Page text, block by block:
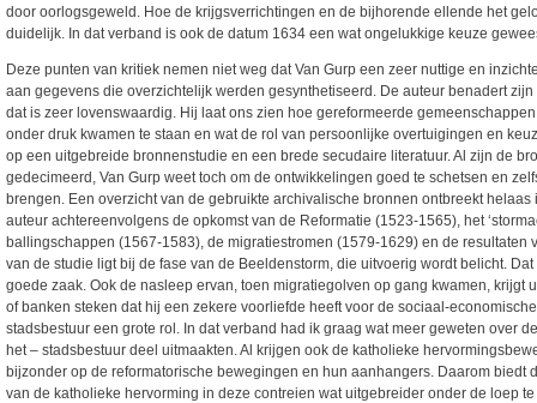
door oorlogsgeweld. Hoe de krijgsverrichtingen en de bijhorende ellende het
duidelijk. In dat verband is ook de datum 1634 een wat ongelukkige keuze
Deze punten van kritiek nemen niet weg dat Van Gurp een zeer nuttige en
aan gegevens die overzichtelijk werden gesynthetiseerd. De auteur benadert
dat is zeer lovenswaardig. Hij laat ons zien hoe gereformeerde
onder druk kwamen te staan en wat de rol van persoonlijke overtuigingen en
op een uitgebreide bronnenstudie en een brede secudaire literatuur. Al zijn de
gedecimeerd, Van Gurp weet toch om de ontwikkelingen goed te schetsen en
brengen. Een overzicht van de gebruikte archivalische bronnen ontbreekt
auteur achtereenvolgens de opkomst van de Reformatie (1523-1565), het
ballingschappen (1567-1583), de migratiestromen (1579-1629) en de
van de studie ligt bij de fase van de Beeldenstorm, die uitvoerig wordt belicht.
goede zaak. Ook de nasleep ervan, toen migratiegolven op gang kwamen, krijgt
of banken steken dat hij een zekere voorliefde heeft voor de sociaal-
stadsbestuur een grote rol. In dat verband had ik graag wat meer geweten over
het – stadsbestuur deel uitmaakten. Al krijgen ook de katholieke
bijzonder op de reformatorische bewegingen en hun aanhangers. Daarom biedt
van de katholieke hervorming in deze contreien wat uitgebreider onder de loep